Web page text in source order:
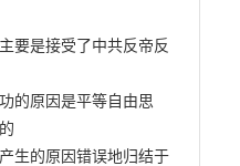
要是接受了中共反帝反
的原因是平等自由思
生的原因错误地归结于